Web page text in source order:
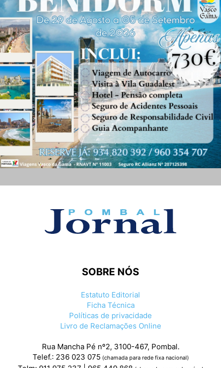
SOBRE NÓS
Estatuto Editorial
Ficha Técnica
Políticas de privacidade
Livro de Reclamações Online
Rua Mancha Pé nº2, 3100-467, Pombal.
Telef.: 236 023 075 (chamada para rede fixa nacional)